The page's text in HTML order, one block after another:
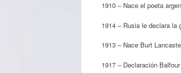
1910 – Nace el poeta
1914 – Rusia le declara la
1913 – Nace Burt
1917 – Declaración